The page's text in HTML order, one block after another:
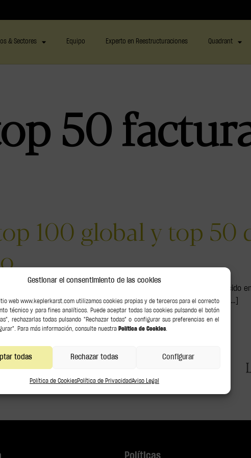
Gestionar el consentimiento de las cookies
web www.keplerkarst.com utilizamos cookies propias y de terceros para el correcto
técnico y para fines analíticos. Puede aceptar todas las cookies pulsando el botón
rechazarlas todas pulsando "Rechazar todas" o configurar sus preferencias en el
Para más información, consulte nuestra Política de Cookies.
todas Rechazar todas Configurar
Política de CookiesPolítica de PrivacidadAviso Legal
& Sectores Equipo Experto en Reestructuraciones Quadrant
50
100 global y top 50
volumen de negocio del país, al ser el despacho que más ha crecido
según el ranking de facturación publicado hoy por el diario […]
Políticas